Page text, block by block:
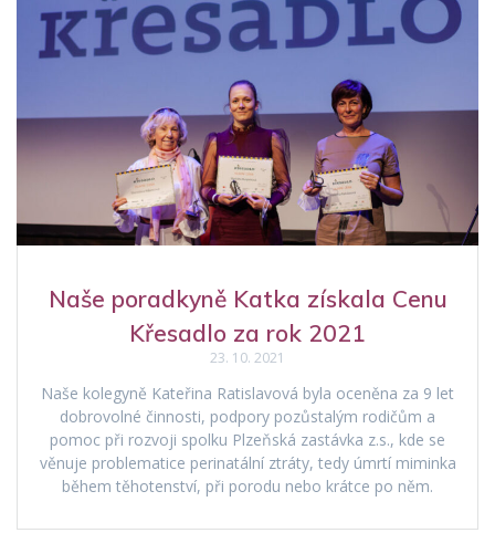
Naše poradkyně Katka získala Cenu
Křesadlo za rok 2021
23. 10. 2021
Naše kolegyně Kateřina Ratislavová byla oceněna za 9 let
dobrovolné činnosti, podpory pozůstalým rodičům a
pomoc při rozvoji spolku Plzeňská zastávka z.s., kde se
věnuje problematice perinatální ztráty, tedy úmrtí miminka
během těhotenství, při porodu nebo krátce po něm.